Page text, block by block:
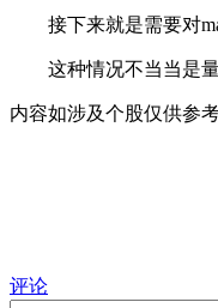
接下来就是需要对
这种情况不当当是量
内容如涉及个股仅供参
评论